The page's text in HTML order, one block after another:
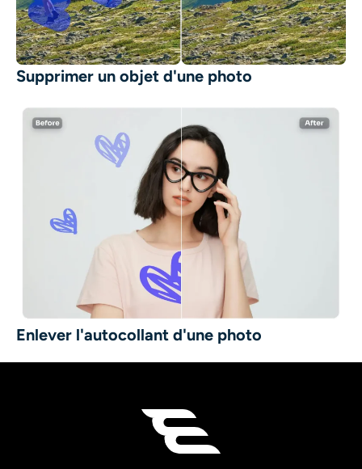
Supprimer un objet d'une photo
Enlever l'autocollant d'une photo